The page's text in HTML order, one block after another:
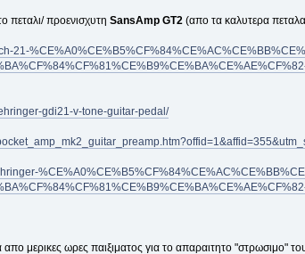
πεταλι/ προενισχυτη SansAmp GT2(απο τα καλυτερα
21-
gdi21-v-tone-guitar-pedal/
μερικες ωρες παιξιματος για το απαραιτητο